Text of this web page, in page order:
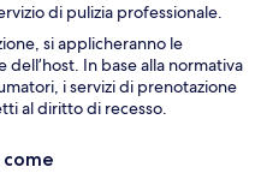
di pulizia professionale.
si applicheranno le
dell’host. In base alla normativa
i servizi di prenotazione
al diritto di recesso.